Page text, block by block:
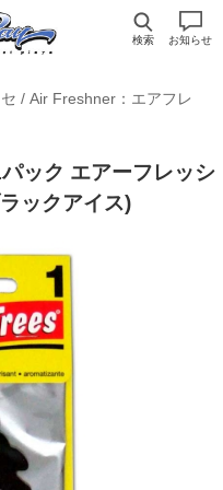
検索 お知らせ
/ Air Freshner：エアフレ
ック エアーフレッシ
ックアイス)